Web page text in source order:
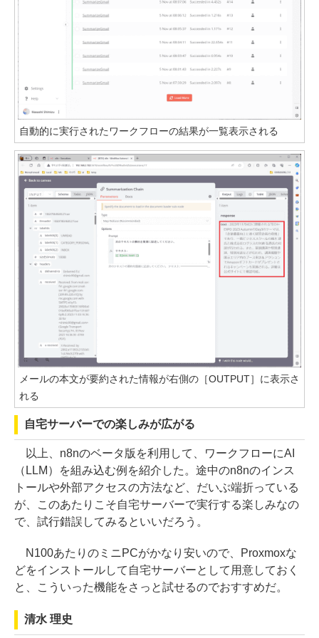
自動的に実行されたワークフローの結果が一覧表示される
メールの本文が要約された情報が右側の［OUTPUT］に表示さ
れる
自宅サーバーでの楽しみが広がる
以上、n8nのベータ版を利用して、ワークフローにAI
（LLM）を組み込む例を紹介した。途中のn8nのインス
トールや外部アクセスの方法など、だいぶ端折っている
が、このあたりこそ自宅サーバーで実行する楽しみなの
で、試行錯誤してみるといいだろう。
N100あたりのミニPCがかなり安いので、Proxmoxな
どをインストールして自宅サーバーとして用意しておく
と、こういった機能をさっと試せるのでおすすめだ。
清水 理史